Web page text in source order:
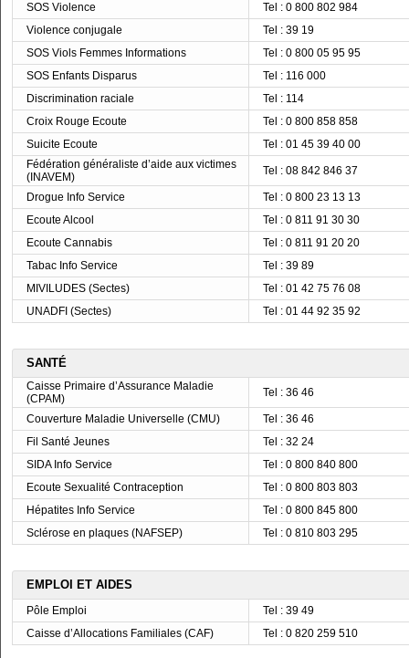
SOS Violence
Tel : 0 800 802 984
Violence conjugale
Tel : 39 19
SOS Viols Femmes Informations
Tel : 0 800 05 95 95
SOS Enfants Disparus
Tel : 116 000
Discrimination raciale
Tel : 114
Croix Rouge Ecoute
Tel : 0 800 858 858
Suicite Ecoute
Tel : 01 45 39 40 00
Fédération généraliste d’aide aux victimes
(INAVEM)
Tel : 08 842 846 37
Drogue Info Service
Tel : 0 800 23 13 13
Ecoute Alcool
Tel : 0 811 91 30 30
Ecoute Cannabis
Tel : 0 811 91 20 20
Tabac Info Service
Tel : 39 89
MIVILUDES (Sectes)
Tel : 01 42 75 76 08
UNADFI (Sectes)
Tel : 01 44 92 35 92
SANTÉ
Caisse Primaire d’Assurance Maladie
(CPAM)
Tel : 36 46
Couverture Maladie Universelle (CMU)
Tel : 36 46
Fil Santé Jeunes
Tel : 32 24
SIDA Info Service
Tel : 0 800 840 800
Ecoute Sexualité Contraception
Tel : 0 800 803 803
Hépatites Info Service
Tel : 0 800 845 800
Sclérose en plaques (NAFSEP)
Tel : 0 810 803 295
EMPLOI ET AIDES
Pôle Emploi
Tel : 39 49
Caisse d’Allocations Familiales (CAF)
Tel : 0 820 259 510